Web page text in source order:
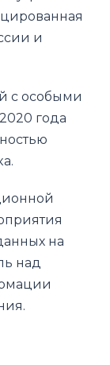
и
с особыми
года
на
над